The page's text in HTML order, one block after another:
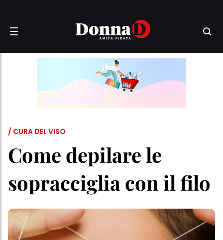
/ CURA DEL VISO
Come depilare le
sopracciglia con il filo